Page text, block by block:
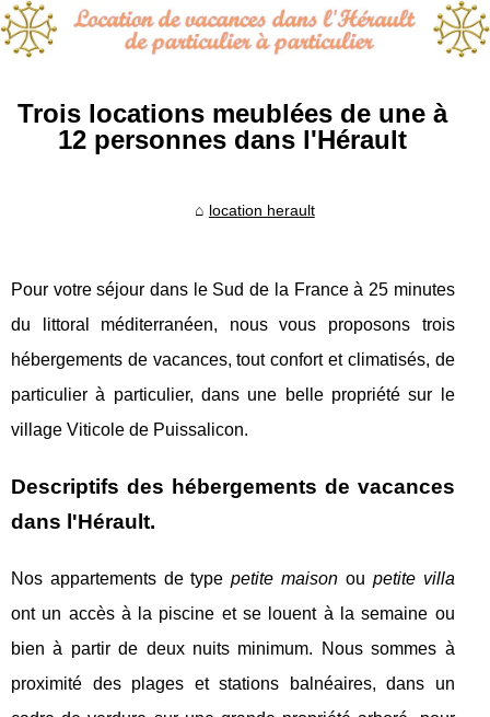
Trois locations meublées de une à
12 personnes dans l'Hérault
location herault
Pour votre séjour dans le Sud de la France à 25 minutes
du littoral méditerranéen, nous vous proposons trois
hébergements de vacances, tout confort et climatisés, de
particulier à particulier, dans une belle propriété sur le
village Viticole de Puissalicon.
Descriptifs des hébergements de vacances
dans l'Hérault.
Nos appartements de typepetite maison ou petite villa
ont un accès à la piscine et se louent à la semaine ou
bien à partir de deux nuits minimum. Nous sommes à
proximité des plages et stations balnéaires, dans un